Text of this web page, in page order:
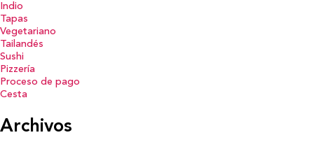
Indio
Tapas
Vegetariano
Tailandés
Sushi
Pizzería
Proceso de pago
Cesta
Archivos